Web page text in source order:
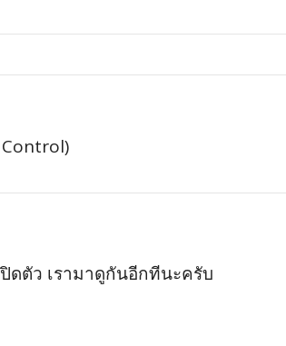
ดตัว เรามาดูกันอีกทีนะครับ